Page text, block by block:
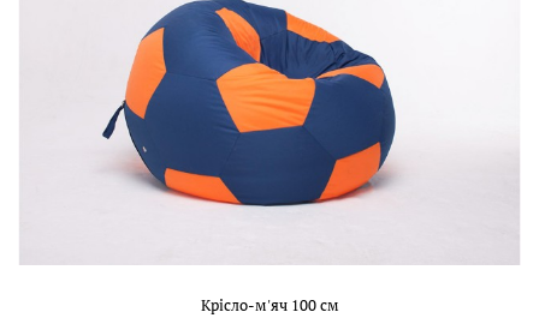
Крісло-м'яч 100 см